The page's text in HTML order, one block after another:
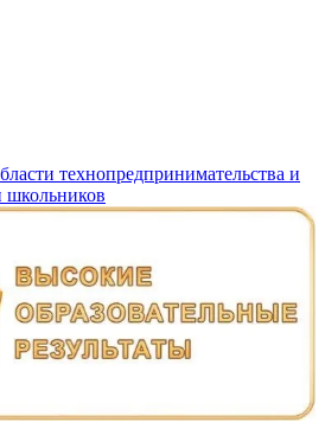
технопредпринимательства и
школьников